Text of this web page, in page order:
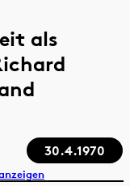
als
30.4.1970